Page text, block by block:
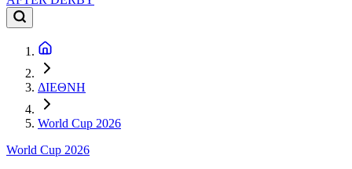
ΔΙΕΘΝΗ
World Cup 2026
World Cup 2026